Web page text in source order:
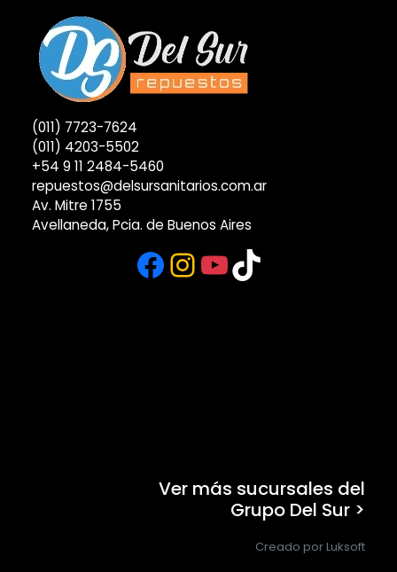
(011) 7723-7624
(011) 4203-5502
+54 9 11 2484-5460
repuestos@delsursanitarios.com.ar
Av. Mitre 1755
Avellaneda, Pcia. de Buenos Aires
Facebook
Instagram
YouTube
TikTok
Ver más sucursales del
Grupo Del Sur >
Creado por Luksoft